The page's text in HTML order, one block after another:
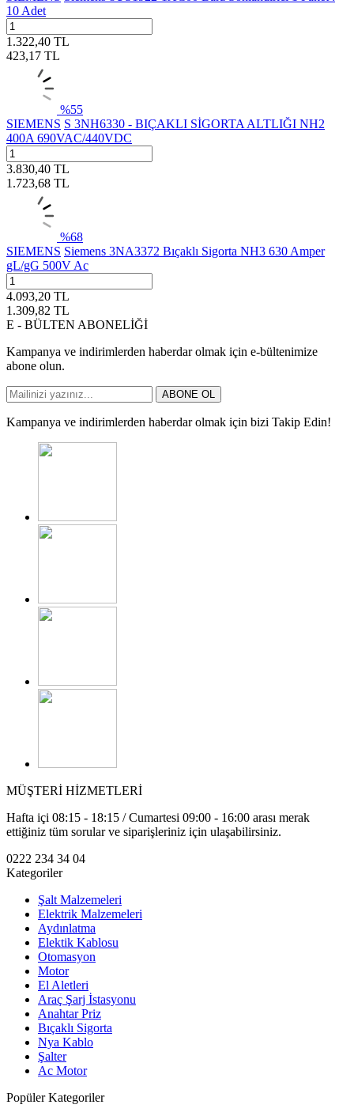
10 Adet
1.322,40 TL
423,17 TL
%55
SIEMENS S 3NH6330 - BIÇAKLI SİGORTA ALTLIĞI NH2
400A 690VAC/440VDC
3.830,40 TL
1.723,68 TL
%68
SIEMENS Siemens 3NA3372 Bıçaklı Sigorta NH3 630 Amper
gL/gG 500V Ac
4.093,20 TL
1.309,82 TL
E - BÜLTEN ABONELİĞİ
Kampanya ve indirimlerden haberdar olmak için e-bültenimize
abone olun.
ABONE OL
Kampanya ve indirimlerden haberdar olmak için bizi Takip Edin!
MÜŞTERİ HİZMETLERİ
Hafta içi 08:15 - 18:15 / Cumartesi 09:00 - 16:00 arası merak
ettiğiniz tüm sorular ve siparişleriniz için ulaşabilirsiniz.
0222 234 34 04
Kategoriler
Şalt Malzemeleri
Elektrik Malzemeleri
Aydınlatma
Elektik Kablosu
Otomasyon
Motor
El Aletleri
Araç Şarj İstasyonu
Anahtar Priz
Bıçaklı Sigorta
Nya Kablo
Şalter
Ac Motor
Popüler Kategoriler